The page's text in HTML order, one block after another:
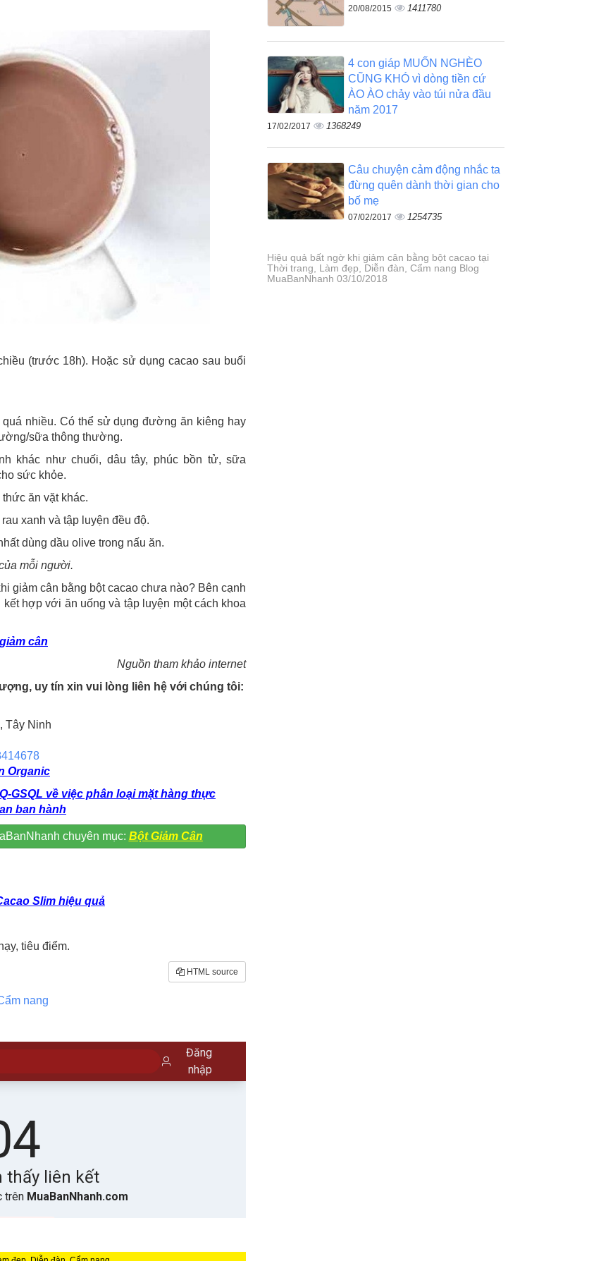
(trước 18h). Hoặc sử dụng cacao sau buổi
nhiều. Có thể sử dụng đường ăn kiêng hay
sữa thông thường.
khác như chuối, dâu tây, phúc bồn tử, sữa
sức khỏe.
ăn vặt khác.
xanh và tập luyện đều độ.
dùng dầu olive trong nấu ăn.
mỗi người.
giảm cân bằng bột cacao chưa nào? Bên cạnh
hợp với ăn uống và tập luyện một cách khoa
cân
Nguồn tham khảo internet
uy tín xin vui lòng liên hệ với chúng tôi:
Tây Ninh
Organic
GSQL về việc phân loại mặt hàng thực
ban hành
chuyên mục: Bột Giảm Cân
Slim hiệu quả
tiêu điểm.
HTML source
nang
20/08/2015 1411780
4 con giáp MUỐN NGHÈO
CŨNG KHÓ vì dòng tiền cứ
ÀO ÀO chảy vào túi nửa đầu
năm 2017
17/02/2017 1368249
Câu chuyện cảm động nhắc ta
đừng quên dành thời gian cho
bố mẹ
07/02/2017 1254735
Hiệu quả bất ngờ khi giảm cân bằng bột cacao tại
Thời trang, Làm đẹp, Diễn đàn, Cẩm nang Blog
MuaBanNhanh 03/10/2018